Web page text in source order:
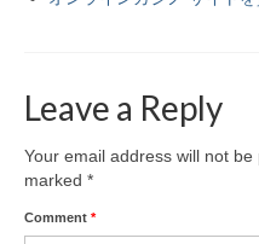
Leave a Reply
Your email address will not be
marked *
Comment *